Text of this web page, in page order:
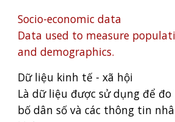
Socio-economic data
Data used to measure
and demographics.
Dữ liệu kinh tế - xã hội
Là dữ liệu được sử dụng để
bố dân số và các thông tin